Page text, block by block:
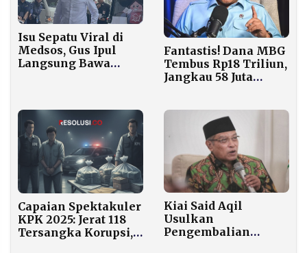
Isu Sepatu Viral di
Medsos, Gus Ipul
Langsung Bawa
Fantastis! Dana MBG
Tembus Rp18 Triliun,
Jangkau 58 Juta
Capaian Spektakuler
KPK 2025: Jerat 118
Tersangka Korupsi,
Kiai Said Aqil
Usulkan
Pengembalian